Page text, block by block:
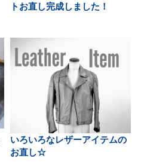
トお直し完成しました！
いろいろなレザーアイテムの
お直し☆